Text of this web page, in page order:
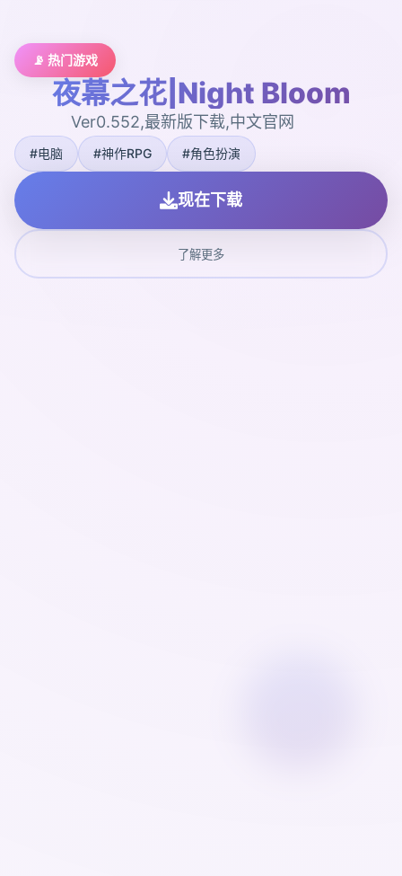
📡 热门游戏
夜幕之花|Night Bloom
Ver0.552,最新版下载,中文官网
#电脑 #神作RPG #角色扮演
现在下载
了解更多